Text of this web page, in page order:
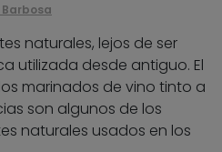
naturales, lejos de ser
utilizada desde antiguo. El
marinados de vino tinto a
son algunos de los
naturales usados en los